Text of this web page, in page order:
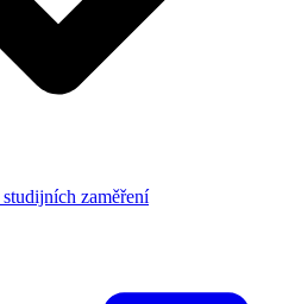
zaměření